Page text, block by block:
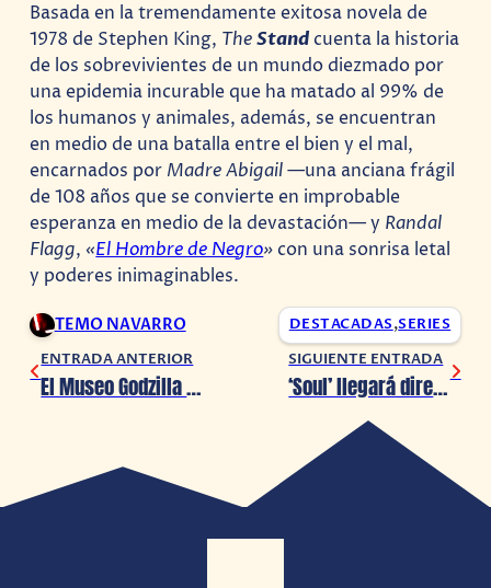
Basada en la tremendamente exitosa novela de
1978 de Stephen King, TheStandcuenta la historia
de los sobrevivientes de un mundo diezmado por
una epidemia incurable que ha matado al 99% de
los humanos y animales, además, se encuentran
en medio de una batalla entre el bien y el mal,
encarnados por Madre Abigail—una anciana frágil
de 108 años que se convierte en improbable
esperanza en medio de la devastación— y Randal
Flagg,«El Hombre de Negro»con una sonrisa letal
y poderes inimaginables.
TEMO NAVARRO DESTACADAS,SERIES
ENTRADA ANTERIOR
El Museo Godzilla revela una estatua gigante del rey lagarto
SIGUIENTE ENTRADA
‘Soul’ llegará directamente a Disney+ el próximo 25 de diciembre